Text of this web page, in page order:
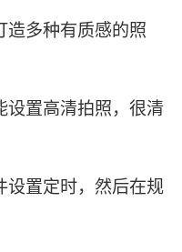
造多种有质感的照
设置高清拍照，很清
设置定时，然后在规